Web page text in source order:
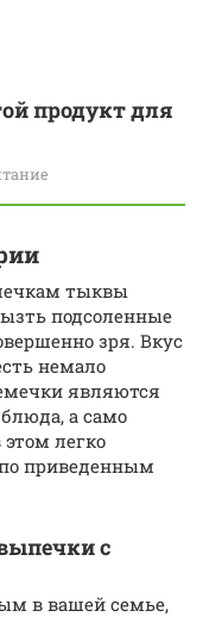
продукт для
тыквы
подсоленные
зря. Вкус
немало
являются
а само
легко
по приведенным
с
в вашей семье,